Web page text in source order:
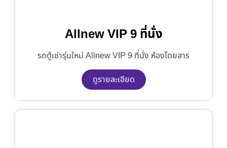
Allnew VIP 9 ที่นั่ง
รถตู้เช่ารุ่นใหม่ Allnew VIP 9 ที่นั่ง ห้องโดยสาร
ดูรายละเอียด